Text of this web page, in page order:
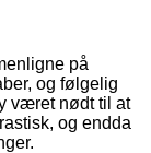
på
og følgelig
været nødt til at
og endda